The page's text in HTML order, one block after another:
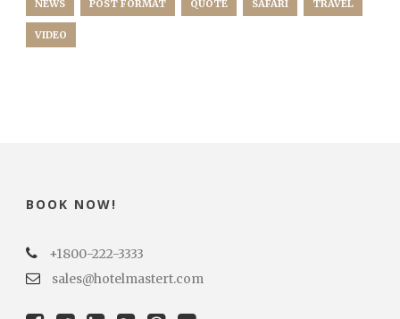
NEWS POST FORMAT QUOTE SAFARI TRAVEL
VIDEO
BOOK NOW!
+1800-222-3333
sales@hotelmastert.com